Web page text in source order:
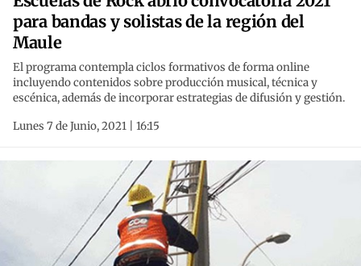
para bandas y solistas de la región del
Maule
El programa contempla ciclos formativos de forma online
incluyendo contenidos sobre producción musical, técnica y
escénica, además de incorporar estrategias de difusión y gestión.
Lunes 7 de Junio, 2021 | 16:15